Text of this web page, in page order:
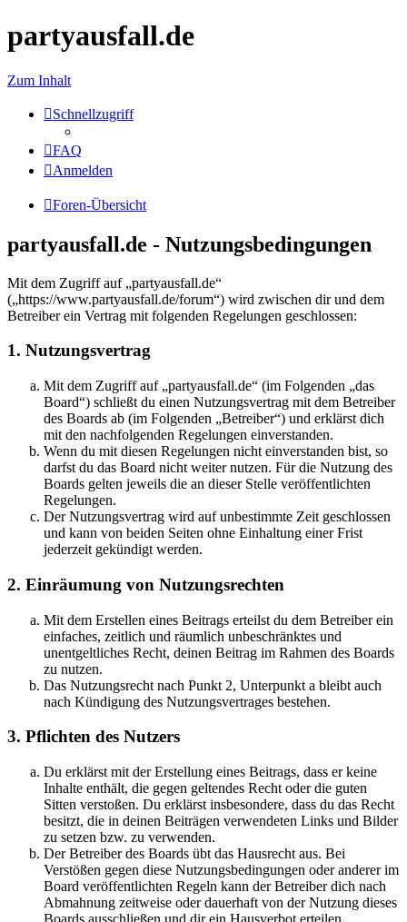
partyausfall.de
Zum Inhalt
Schnellzugriff
FAQ
Anmelden
Foren-Übersicht
partyausfall.de - Nutzungsbedingungen
Mit dem Zugriff auf „partyausfall.de“
(„https://www.partyausfall.de/forum“) wird zwischen dir und dem
Betreiber ein Vertrag mit folgenden Regelungen geschlossen:
1. Nutzungsvertrag
Mit dem Zugriff auf „partyausfall.de“ (im Folgenden „das
Board“) schließt du einen Nutzungsvertrag mit dem Betreiber
des Boards ab (im Folgenden „Betreiber“) und erklärst dich
mit den nachfolgenden Regelungen einverstanden.
Wenn du mit diesen Regelungen nicht einverstanden bist, so
darfst du das Board nicht weiter nutzen. Für die Nutzung des
Boards gelten jeweils die an dieser Stelle veröffentlichten
Regelungen.
Der Nutzungsvertrag wird auf unbestimmte Zeit geschlossen
und kann von beiden Seiten ohne Einhaltung einer Frist
jederzeit gekündigt werden.
2. Einräumung von Nutzungsrechten
Mit dem Erstellen eines Beitrags erteilst du dem Betreiber ein
einfaches, zeitlich und räumlich unbeschränktes und
unentgeltliches Recht, deinen Beitrag im Rahmen des Boards
zu nutzen.
Das Nutzungsrecht nach Punkt 2, Unterpunkt a bleibt auch
nach Kündigung des Nutzungsvertrages bestehen.
3. Pflichten des Nutzers
Du erklärst mit der Erstellung eines Beitrags, dass er keine
Inhalte enthält, die gegen geltendes Recht oder die guten
Sitten verstoßen. Du erklärst insbesondere, dass du das Recht
besitzt, die in deinen Beiträgen verwendeten Links und Bilder
zu setzen bzw. zu verwenden.
Der Betreiber des Boards übt das Hausrecht aus. Bei
Verstößen gegen diese Nutzungsbedingungen oder anderer im
Board veröffentlichten Regeln kann der Betreiber dich nach
Abmahnung zeitweise oder dauerhaft von der Nutzung dieses
Boards ausschließen und dir ein Hausverbot erteilen.